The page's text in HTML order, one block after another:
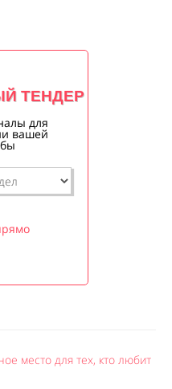
ТЕНДЕР
для
вашей